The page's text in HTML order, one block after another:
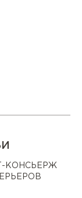
КОНСЬЕРЖ